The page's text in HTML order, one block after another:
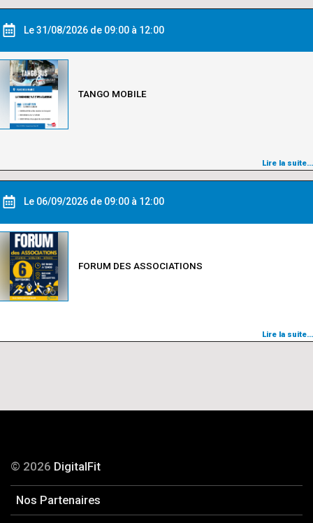
Le 31/08/2026 de 09:00 à 12:00
TANGO MOBILE
Lire la suite…
Le 06/09/2026 de 09:00 à 12:00
FORUM DES ASSOCIATIONS
Lire la suite…
© 2026 DigitalFit
Nos Partenaires